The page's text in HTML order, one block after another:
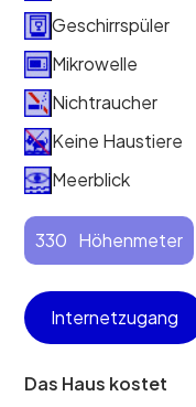
Geschirrspüler
Mikrowelle
Nichtraucher
Keine Haustiere
Meerblick
330 Höhenmeter
Internetzugang
Das Haus kostet